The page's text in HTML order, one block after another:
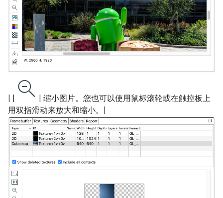
| 缩小图片。您也可以使用鼠标滚轮或在触控板上
用双指滑动来放大和缩小。|